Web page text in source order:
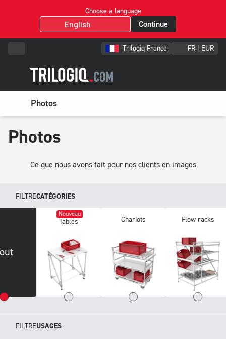
Choose a language
Continue
Trilogiq France FR | EUR
Photos
Photos
Ce que nous avons fait pour nos clients en images
FILTRECATÉGORIES
Tout
FILTREUSAGES